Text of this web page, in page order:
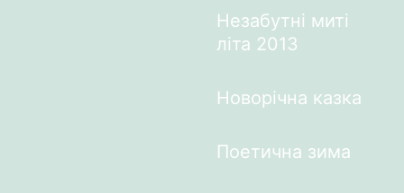
Незабутні миті
літа 2013
Новорічна казка
Поетична зима